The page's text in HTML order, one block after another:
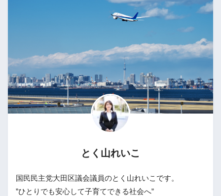
とく山れいこ
国民民主党大田区議会議員のとく山れいこです。
”ひとりでも安心して子育てできる社会へ”